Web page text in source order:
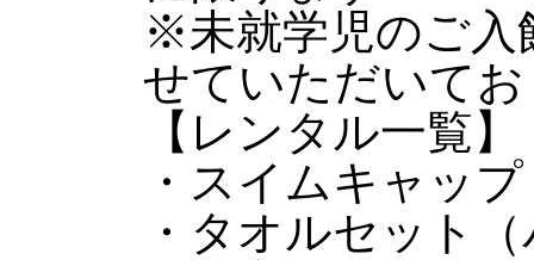
※未就学児のご入
せていただいて
【レンタル一覧】
・スイムキャッ
・タオルセット